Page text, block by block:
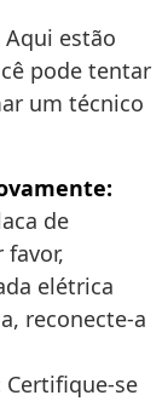
estão
pode tentar
um técnico
de
elétrica
reconecte-a
Certifique-se